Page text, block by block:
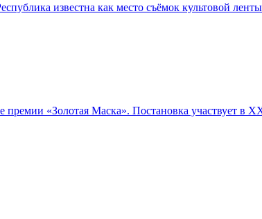
известна как место съёмок культовой
«Золотая Маска». Постановка участвует в